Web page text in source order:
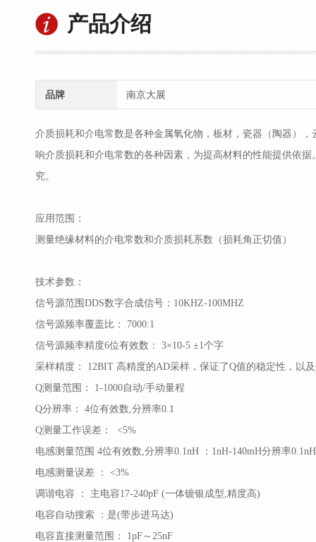
产品介绍
品牌 南京大展
介质损耗和介电常数是各种金属氧化物，板材，瓷器（陶器）
响介质损耗和介电常数的各种因素，为提高材料的性能提供依
究。
应用范围：
测量绝缘材料的介电常数和介质损耗系数（损耗角正切值）
技术参数：
信号源范围 DDS数字合成信号：10KHZ-100MHZ
信号源频率覆盖比：
7000:1
信号源频率精度6位有效数： 3×10-5 ±1个字
采样精度：
12BIT 高精度的AD采样，保证了Q值的稳定性，以
Q测量范围： 1-1000自动/手动量程
Q分辨率： 4位有效数,分辨率0.1
Q测量工作误差： <5%
电感测量范围 4位有效数,分辨率0.1nH ：1nH-140mH分辨率0.1nH
电感测量误差
：
<3%
调谐电容
： 主电容17-240pF (一体镀银成型,精度高)
电容自动搜索
：是(带步进马达)
电容直接测量范围：
1pF～25nF